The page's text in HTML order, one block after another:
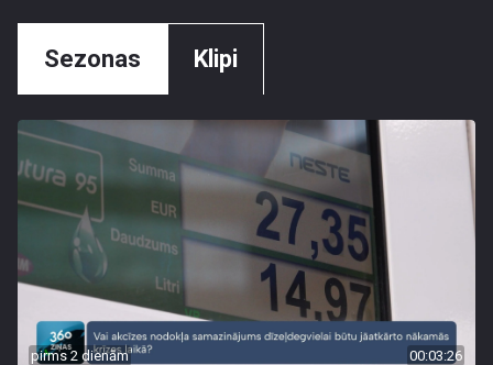
Sezonas Klipi
pirms 2 dienām 00:03:26